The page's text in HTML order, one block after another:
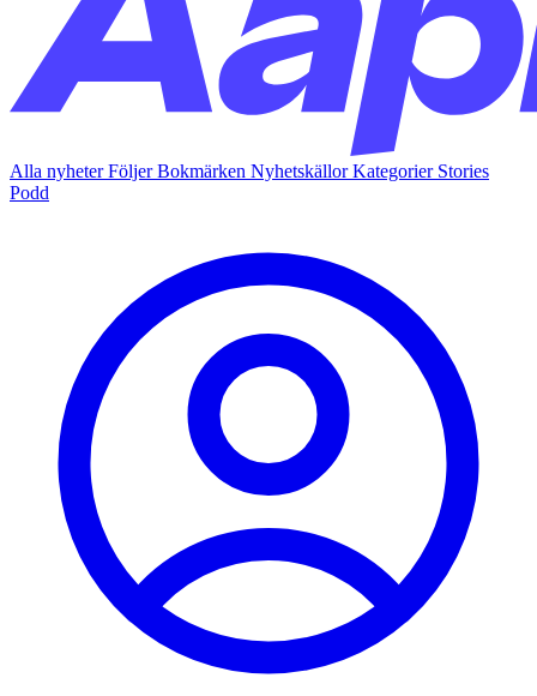
Alla nyheterFöljerBokmärken NyhetskällorKategorier Stories
Podd